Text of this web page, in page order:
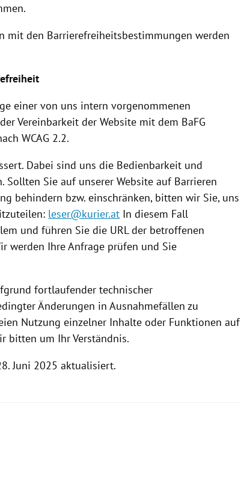
mit den Barrierefreiheitsbestimmungen werden
einer von uns intern vorgenommenen
Vereinbarkeit der Website mit dem BaFG
WCAG 2.2.
Dabei sind uns die Bedienbarkeit und
Sie auf unserer Website auf Barrieren
behindern bzw. einschränken, bitten wir Sie, uns
leser@kurier.at In diesem Fall
und führen Sie die URL der betroffenen
werden Ihre Anfrage prüfen und Sie
fortlaufender technischer
Änderungen in Ausnahmefällen zu
Nutzung einzelner Inhalte oder Funktionen auf
bitten um Ihr Verständnis.
Juni 2025 aktualisiert.